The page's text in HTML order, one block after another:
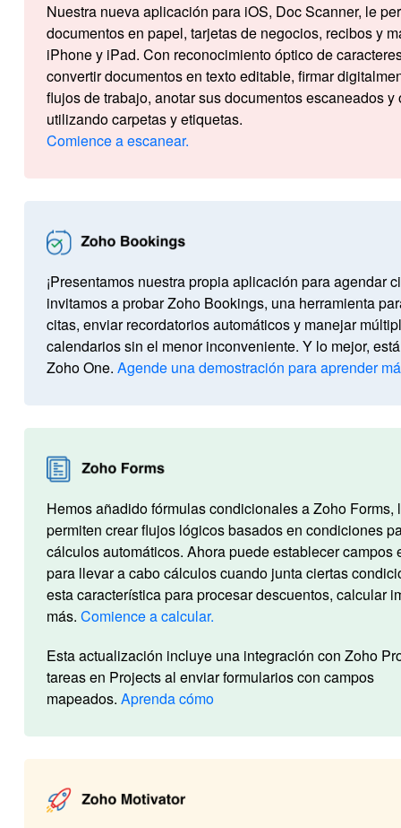
Nuestra nueva aplicación para iOS, Doc Scanner, le
documentos en papel, tarjetas de negocios, recibos y
iPhone y iPad. Con reconocimiento óptico de
convertir documentos en texto editable, firmar
flujos de trabajo, anotar sus documentos escaneados y
utilizando carpetas y etiquetas.
Comience a escanear.
¡Presentamos nuestra propia aplicación para agendar
invitamos a probar Zoho Bookings, una herramienta
citas, enviar recordatorios automáticos y manejar
calendarios sin el menor inconveniente. Y lo mejor,
Zoho One. Agende una demostración para aprender
Hemos añadido fórmulas condicionales a Zoho Forms,
permiten crear flujos lógicos basados en condiciones
cálculos automáticos. Ahora puede establecer campos
para llevar a cabo cálculos cuando junta ciertas
esta característica para procesar descuentos, calcular
más. Comience a calcular.
Esta actualización incluye una integración con Zoho
tareas en Projects al enviar formularios con campos
mapeados. Aprenda cómo